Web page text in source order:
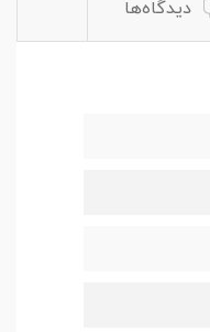
دیدگاه‌ها